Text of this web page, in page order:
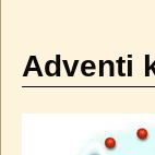
Adventi